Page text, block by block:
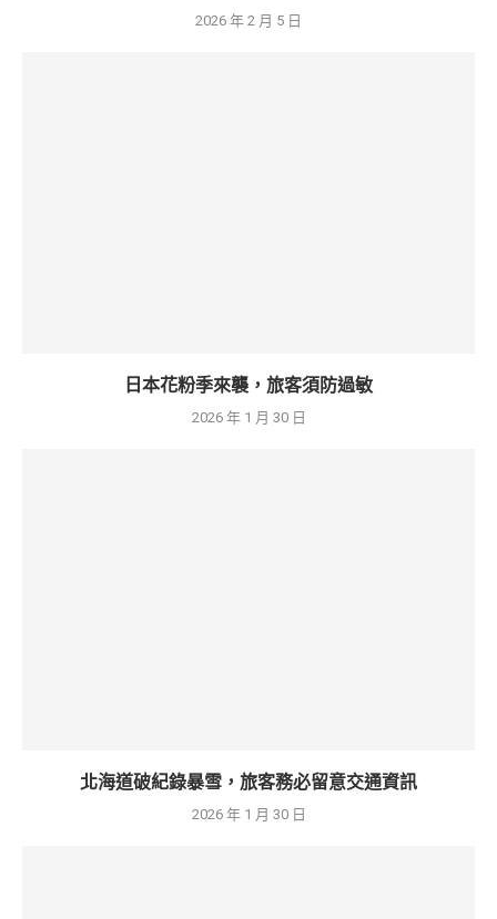
2026 年 2 月 5 日
日本花粉季來襲，旅客須防過敏
2026 年 1 月 30 日
北海道破紀錄暴雪，旅客務必留意交通資訊
2026 年 1 月 30 日